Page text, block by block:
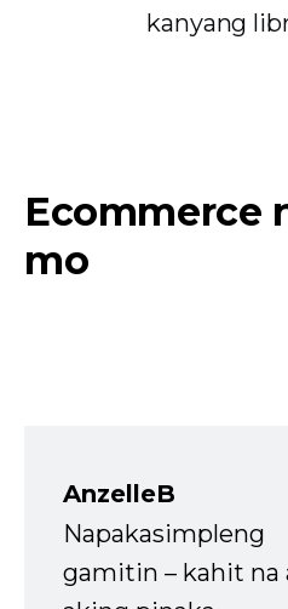
kanyang
Ecommerce
mo
AnzelleB
Napakasimpleng
gamitin – kahit na